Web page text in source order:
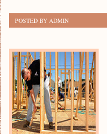
POSTED BY ADMIN